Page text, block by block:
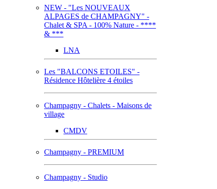
NEW - "Les NOUVEAUX
ALPAGES de CHAMPAGNY" -
Chalet & SPA - 100% Nature - ****
& ***
LNA
Les "BALCONS ETOILES" -
Résidence Hôtelière 4 étoiles
Champagny - Chalets - Maisons de
village
CMDV
Champagny - PREMIUM
Champagny - Studio